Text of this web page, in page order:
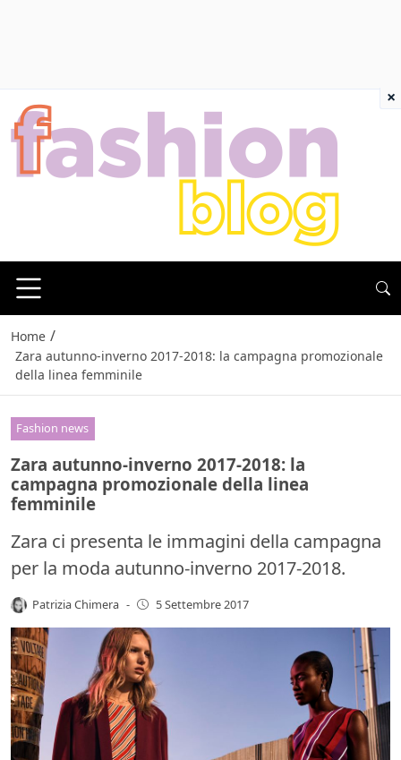
Home /
Zara autunno-inverno 2017-2018: la campagna promozionale
della linea femminile
Fashion news
Zara autunno-inverno 2017-2018: la
campagna promozionale della linea
femminile
Zara ci presenta le immagini della campagna
per la moda autunno-inverno 2017-2018.
Patrizia Chimera - 5 Settembre 2017
×